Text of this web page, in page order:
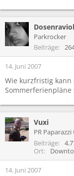
Parkrocker
Beiträge
14. Juni 2007
Wie kurzfristig
Sommerferienpläne
Vuxi
PR
Beiträge
Ort
14. Juni 2007